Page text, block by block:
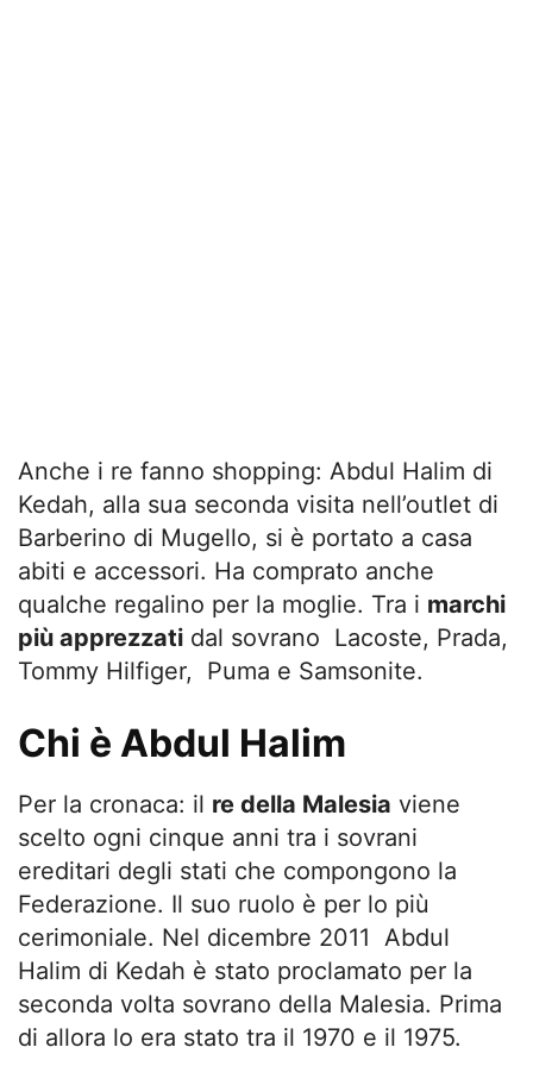
Anche i re fanno shopping: Abdul Halim di
Kedah, alla sua seconda visita nell’outlet di
Barberino di Mugello, si è portato a casa
abiti e accessori. Ha comprato anche
qualche regalino per la moglie. Tra i marchi
più apprezzati dal sovrano Lacoste, Prada,
Tommy Hilfiger, Puma e Samsonite.
Chi è Abdul Halim
Per la cronaca: il re della Malesia viene
scelto ogni cinque anni tra i sovrani
ereditari degli stati che compongono la
Federazione. Il suo ruolo è per lo più
cerimoniale. Nel dicembre 2011 Abdul
Halim di Kedah è stato proclamato per la
seconda volta sovrano della Malesia. Prima
di allora lo era stato tra il 1970 e il 1975.